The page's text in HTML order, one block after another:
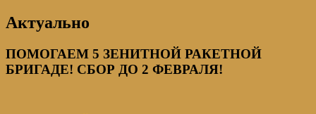
Актуально
ПОМОГАЕМ 5 ЗЕНИТНОЙ РАКЕТНОЙ
БРИГАДЕ! СБОР ДО 2 ФЕВРАЛЯ!